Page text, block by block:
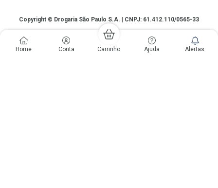
Home Conta Carrinho Ajuda Alertas
CopyrightCopyright © Drogaria São Paulo S.A. | CNPJ: 61.412.110/0565-33
São Paulo - SP: Avenida Renata, 60, Chácara Belenzinho - Vila Formosa
Gislaine Lima Meo CRF 40.354 | 24 horas| Autorização de funcionamento:
Processo: 2531.559767/2014-90 Autorização/MS: 7.31847.3 | As